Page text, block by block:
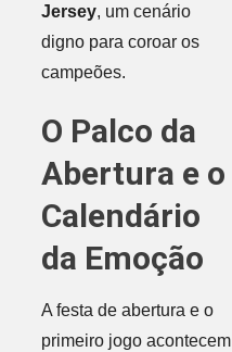
Jersey, um cenário
digno para coroar os
campeões.
O Palco da
Abertura e o
Calendário
da Emoção
A festa de abertura e o
primeiro jogo acontecem